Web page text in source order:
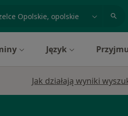
Język
Jak działają wyniki